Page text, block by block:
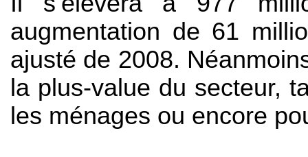
augmentation de 61
ajusté de 2008.
la plus-value du secteur,
les ménages ou encore